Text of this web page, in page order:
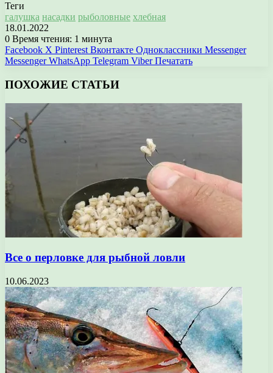
Теги
галушка насадки рыболовные хлебная
18.01.2022
0 Время чтения: 1 минута
Facebook X Pinterest Вконтакте Одноклассники Messenger
Messenger WhatsApp Telegram Viber Печатать
ПОХОЖИЕ СТАТЬИ
Все о перловке для рыбной ловли
10.06.2023